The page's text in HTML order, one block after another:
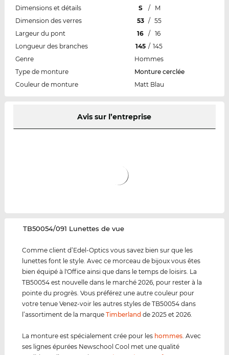
Dimensions et détails S /
M
Dimension des verres
53 / 55
Largeur du pont
16 /
16
Longueur des branches
145 / 145
Genre
Hommes
Type de monture
Monture cerclée
Couleur de monture
Matt Blau
Avis sur l’entreprise
‌TB50054/091 Lunettes de vue
Comme client d’Edel-Optics vous savez bien sur que les
lunettes font le style. Avec ce morceau de bijoux vous êtes
bien équipé à l'Office ainsi que dans le temps de loisirs. La
TB50054 est nouvelle dans le marché 2026, pour rester à la
pointe du progrès. Vous préférez une autre couleur pour
votre tenue Venez-voir les autres styles de TB50054 dans
l’assortiment de la marqueTimberland de 2025 et 2026.
La monture est spécialement crée pour les hommes. Avec
ses lignes épurées Newschool Cool met une qualité